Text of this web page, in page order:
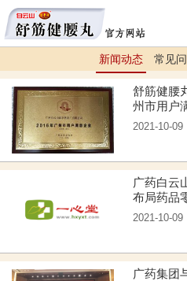
新闻动态 常见
舒筋健腰
州市用户
2021-10-09
广药白云
布局药品
2021-10-09
广药集团